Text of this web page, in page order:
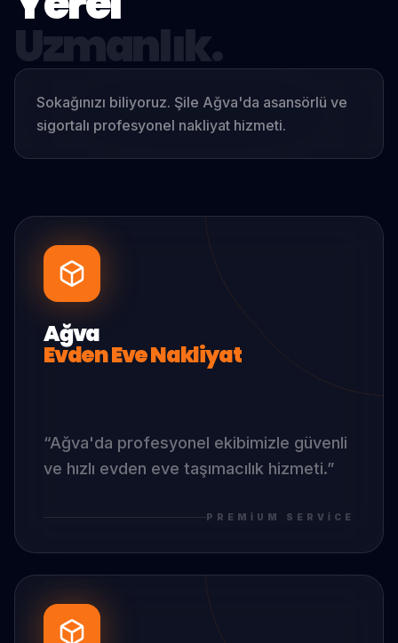
Uzmanlık.
Sokağınızı biliyoruz. Şile Ağva'da asansörlü ve
sigortalı profesyonel nakliyat hizmeti.
Ağva
Evden Eve Nakliyat
“Ağva'da profesyonel ekibimizle güvenli
ve hızlı evden eve taşımacılık hizmeti.”
PREMIUM SERVICE